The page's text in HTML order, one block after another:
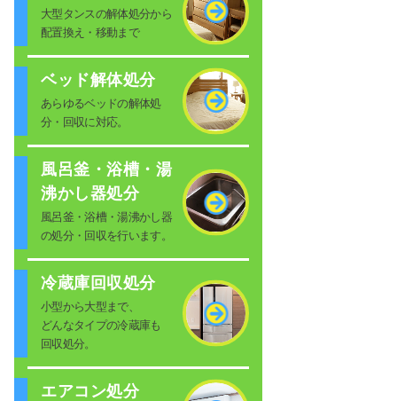
大型タンスの解体処分から
配置換え・移動まで
ベッド解体処分
あらゆるベッドの解体処
分・回収に対応。
風呂釜・浴槽・湯
沸かし器処分
風呂釜・浴槽・湯沸かし器
の処分・回収を行います。
冷蔵庫回収処分
小型から大型まで、
どんなタイプの冷蔵庫も
回収処分。
エアコン処分